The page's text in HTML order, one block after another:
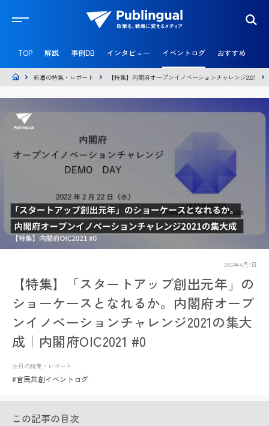
官
共
創
メ
ィ
ア
a
l
TOP 解説 事例DB インタビュー イベントログ おすすめ
新着の特集・レポート 【特集】内閣府オープンイノベーションチャレンジ2021
2022年4月7日
【特集】「スタートアップ創出元年」の
ショーケースとなれるか。内閣府オープ
ンイノベーションチャレンジ2021の集大
成｜内閣府OIC2021 #0
注目の特集・レポート
#官民共創イベントログ
この記事の目次